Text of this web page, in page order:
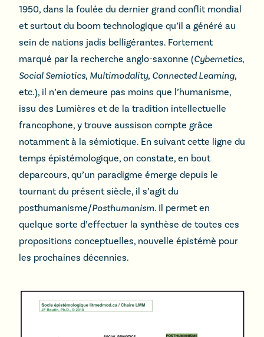
1950, dans la foulée du dernier grand conflit mondial
et surtout du boom technologique qu’il a généré au
sein de nations jadis belligérantes. Fortement
marqué par la recherche anglo-saxonne (Cybernetics,
Social Semiotics, Multimodality, Connected Learning,
etc.), il n’en demeure pas moins que l’humanisme,
issu des Lumières et de la tradition intellectuelle
francophone, y trouve aussison compte grâce
notamment à la sémiotique. En suivant cette ligne du
temps épistémologique, on constate, en bout
deparcours, qu’un paradigme émerge depuis le
tournant du présent siècle, il s’agit du
posthumanisme/Posthumanism. Il permet en
quelque sorte d’effectuer la synthèse de toutes ces
propositions conceptuelles, nouvelle épistémè pour
les prochaines décennies.